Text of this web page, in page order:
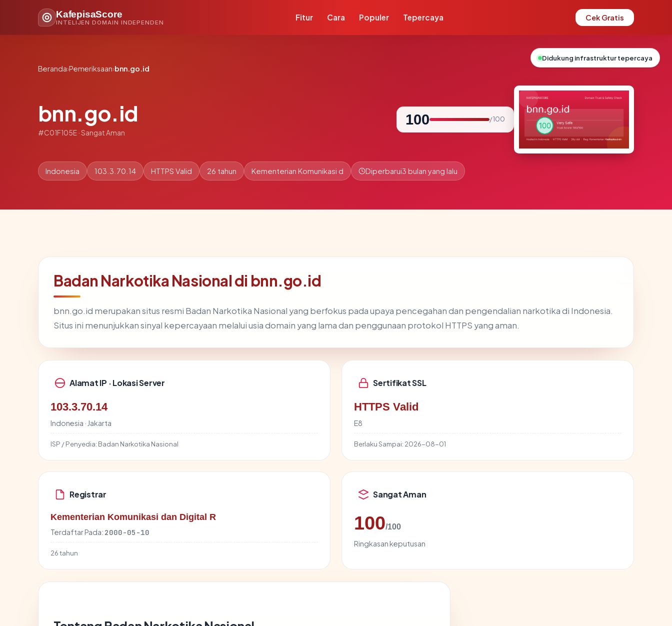
KafepisaScore
INTELIJEN DOMAIN INDEPENDEN
Fitur Cara Populer Tepercaya Cek Gratis
Beranda›Pemeriksaan›bnn.go.id
bnn.go.id
#C01F105E · Sangat Aman
100 / 100
Indonesia 103.3.70.14 HTTPS Valid 26 tahun Kementerian Komunikasi d Diperbarui3 bulan yang lalu
Badan Narkotika Nasional di bnn.go.id
bnn.go.id merupakan situs resmi Badan Narkotika Nasional yang berfokus pada upaya pencegahan dan pengendalian narkotika di Indonesia.
Situs ini menunjukkan sinyal kepercayaan melalui usia domain yang lama dan penggunaan protokol HTTPS yang aman.
Alamat IP · Lokasi Server
103.3.70.14
Indonesia · Jakarta
ISP / Penyedia: Badan Narkotika Nasional
Sertifikat SSL
HTTPS Valid
E8
Berlaku Sampai: 2026-08-01
Registrar
Kementerian Komunikasi dan Digital R
Terdaftar Pada: 2000-05-10
26 tahun
Sangat Aman
100/100
Ringkasan keputusan
Didukung infrastruktur tepercaya